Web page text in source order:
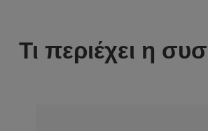
Τι περιέχει η